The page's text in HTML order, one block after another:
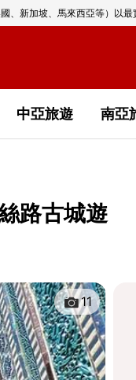
、新加坡、馬來西亞等）以
中亞旅遊 南亞
路古城遊
11